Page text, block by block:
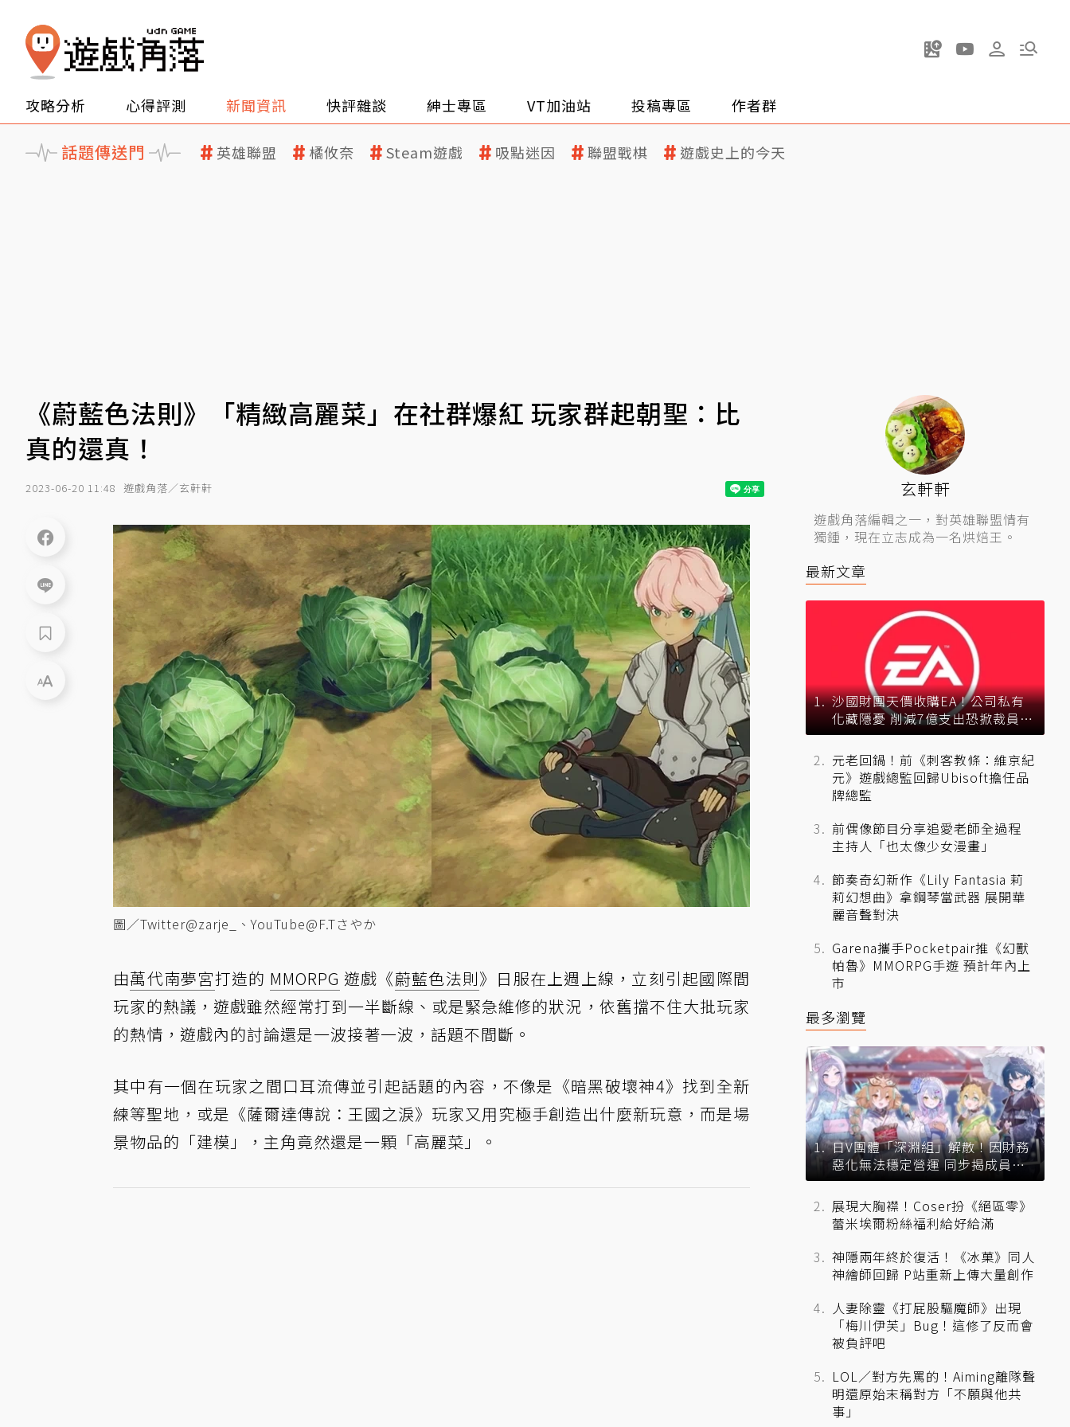
攻略分析 心得評測 新聞資訊 快評雜談 紳士專區 VT加油站 投稿專區 作者群
話題傳送門 英雄聯盟 橘攸奈 Steam遊戲 吸點迷因 聯盟戰棋 遊戲史上的今天
《蔚藍色法則》「精緻高麗菜」在社群爆紅 玩家群起朝聖：比
真的還真！
2023-06-20 11:48 遊戲角落／玄軒軒
圖／Twitter@zarje_、YouTube@F.Tさやか
由萬代南夢宮打造的 MMORPG 遊戲《蔚藍色法則》日服在上週上線，立刻引起國際間
玩家的熱議，遊戲雖然經常打到一半斷線、或是緊急維修的狀況，依舊擋不住大批玩家
的熱情，遊戲內的討論還是一波接著一波，話題不間斷。
其中有一個在玩家之間口耳流傳並引起話題的內容，不像是《暗黑破壞神4》找到全新
練等聖地，或是《薩爾達傳說：王國之淚》玩家又用究極手創造出什麼新玩意，而是場
景物品的「建模」，主角竟然還是一顆「高麗菜」。
玄軒軒
遊戲角落編輯之一，對英雄聯盟情有
獨鍾，現在立志成為一名烘焙王。
最新文章
沙國財團天價收購EA！公司私有
化藏隱憂 削減7億支出恐掀裁員風
暴？
元老回鍋！前《刺客教條：維京紀
元》遊戲總監回歸Ubisoft擔任品
牌總監
前偶像節目分享追愛老師全過程
主持人「也太像少女漫畫」
節奏奇幻新作《Lily Fantasia 莉
莉幻想曲》拿鋼琴當武器 展開華
麗音聲對決
Garena攜手Pocketpair推《幻獸
帕魯》MMORPG手遊 預計年內上
市
最多瀏覽
日V團體「深淵組」解散！因財務
惡化無法穩定營運 同步揭成員未
來去向
展現大胸襟！Coser扮《絕區零》
蕾米埃爾粉絲福利給好給滿
神隱兩年終於復活！《冰菓》同人
神繪師回歸 P站重新上傳大量創作
人妻除靈《打屁股驅魔師》出現
「梅川伊芙」Bug！這修了反而會
被負評吧
LOL／對方先罵的！Aiming離隊聲
明還原始末稱對方「不願與他共
事」